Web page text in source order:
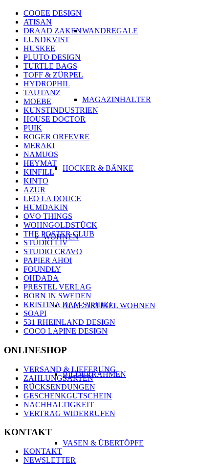
WANDREGALE
MAGAZINHALTER
HOCKER & BÄNKE
WOHNEN
ALLE ARTIKEL WOHNEN
BILDERRAHMEN
VASEN & ÜBERTÖPFE
COOEE DESIGN
ATISAN
DRAAD ZAKEN
LUNDKVIST
HUSKEE
PLUTO DESIGN
TURTLE BAGS
TOFF & ZÜRPEL
HYDROPHIL
TAUTANZ
MOEBE
KUNSTINDUSTRIEN
HOUSE DOCTOR
PUIK
ROGER ORFEVRE
MERAKI
NAMUOS
HEYMAT
KINFILL
KINTO
AZUR
LEO LA DOUCE
HUMDAKIN
OVO THINGS
WOHNGOLDSTÜCK
THE POSTER CLUB
STUDIO LIV
STUDIO CRAVO
PAPIER AHOI
FOUNDLY
OHDADA
PRESTEL VERLAG
BORN IN SWEDEN
KRISTINA DAM STUDIO
SOAPI
531 RHEINLAND DESIGN
COCO LAPINE DESIGN
ONLINESHOP
VERSAND & LIEFERUNG
ZAHLUNGSARTEN
RÜCKSENDUNGEN
GESCHENKGUTSCHEIN
NACHHALTIGKEIT
VERTRAG WIDERRUFEN
KONTAKT
KONTAKT
NEWSLETTER